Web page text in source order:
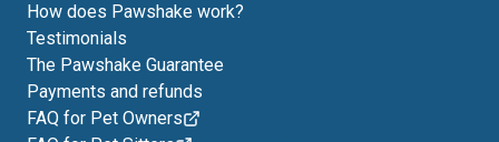
How does Pawshake work?
Testimonials
The Pawshake Guarantee
Payments and refunds
FAQ for Pet Owners